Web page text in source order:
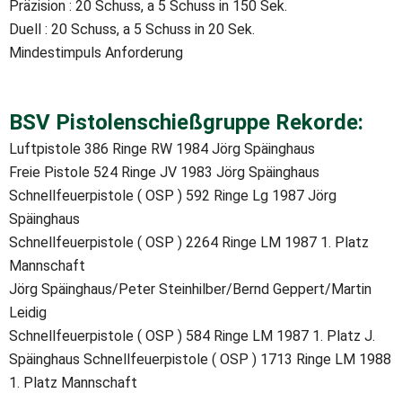
Präzision : 20 Schuss, a 5 Schuss in 150 Sek.
Duell : 20 Schuss, a 5 Schuss in 20 Sek.
Mindestimpuls Anforderung
BSV Pistolenschießgruppe Rekorde:
Luftpistole 386 Ringe RW 1984 Jörg Späinghaus
Freie Pistole 524 Ringe JV 1983 Jörg Späinghaus
Schnellfeuerpistole ( OSP ) 592 Ringe Lg 1987 Jörg
Späinghaus
Schnellfeuerpistole ( OSP ) 2264 Ringe LM 1987 1. Platz
Mannschaft
Jörg Späinghaus/Peter Steinhilber/Bernd Geppert/Martin
Leidig
Schnellfeuerpistole ( OSP ) 584 Ringe LM 1987 1. Platz J.
Späinghaus Schnellfeuerpistole ( OSP ) 1713 Ringe LM 1988
1. Platz Mannschaft